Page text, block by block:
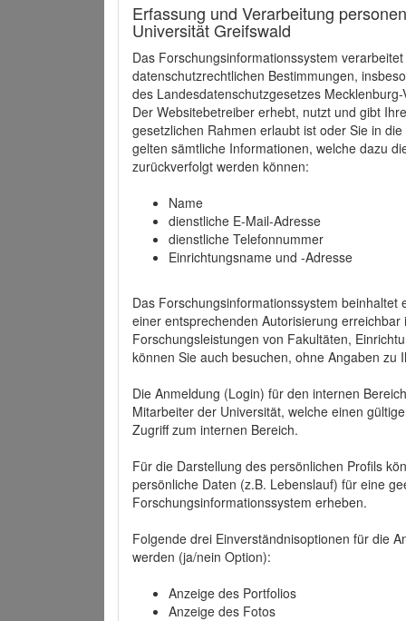
Erfassung und Verarbeitung
Universität Greifswald
Das Forschungsinformationssystem
datenschutzrechtlichen Bestimmungen,
des Landesdatenschutzgesetzes
Der Websitebetreiber erhebt, nutzt und gibt
gesetzlichen Rahmen erlaubt ist oder Sie in
gelten sämtliche Informationen, welche dazu
zurückverfolgt werden können:
Name
dienstliche E-Mail-Adresse
dienstliche Telefonnummer
Einrichtungsname und -Adresse
Das Forschungsinformationssystem beinhaltet
einer entsprechenden Autorisierung
Forschungsleistungen von Fakultäten,
können Sie auch besuchen, ohne Angaben zu
Die Anmeldung (Login) für den internen
Mitarbeiter der Universität, welche einen
Zugriff zum internen Bereich.
Für die Darstellung des persönlichen Profils
persönliche Daten (z.B. Lebenslauf) für eine
Forschungsinformationssystem erheben.
Folgende drei Einverständnisoptionen für die
werden (ja/nein Option):
Anzeige des Portfolios
Anzeige des Fotos